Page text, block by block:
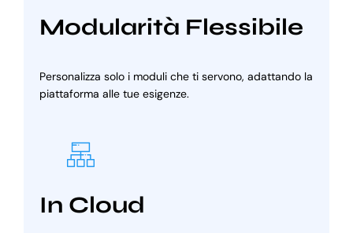
Modularità Flessibile
Personalizza solo i moduli che ti servono, adattando la
piattaforma alle tue esigenze.
In Cloud